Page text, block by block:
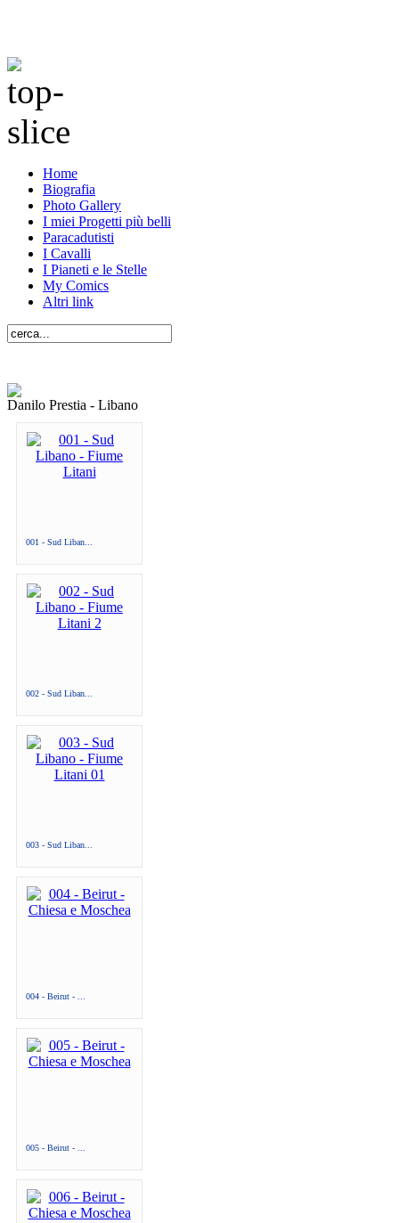
Home
Biografia
Photo Gallery
I miei Progetti più belli
Paracadutisti
I Cavalli
I Pianeti e le Stelle
My Comics
Altri link
Danilo Prestia - Libano
001 - Sud Liban...
002 - Sud Liban...
003 - Sud Liban...
004 - Beirut - ...
005 - Beirut - ...